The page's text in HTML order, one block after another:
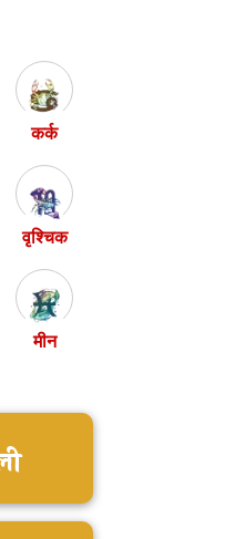
कर्क
वृश्चिक
मीन